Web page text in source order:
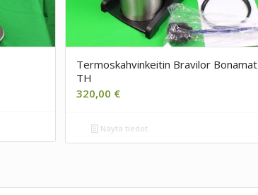
Termoskahvinkeitin Bravilor Bonamat
TH
320,00 €
Näytä tiedot